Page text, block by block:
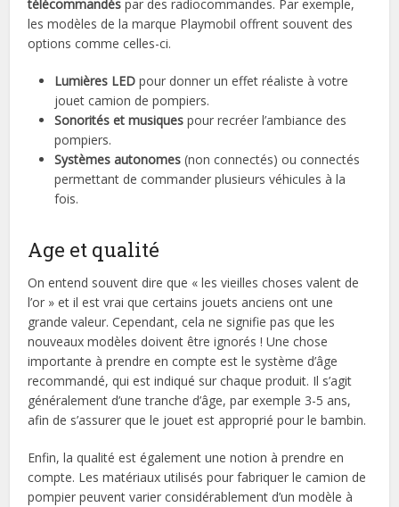
télécommandés par des radiocommandes. Par exemple,
les modèles de la marque Playmobil offrent souvent des
options comme celles-ci.
Lumières LED pour donner un effet réaliste à votre
jouet camion de pompiers.
Sonorités et musiques pour recréer l’ambiance des
pompiers.
Systèmes autonomes (non connectés) ou connectés
permettant de commander plusieurs véhicules à la
fois.
Age et qualité
On entend souvent dire que « les vieilles choses valent de
l’or » et il est vrai que certains jouets anciens ont une
grande valeur. Cependant, cela ne signifie pas que les
nouveaux modèles doivent être ignorés ! Une chose
importante à prendre en compte est le système d’âge
recommandé, qui est indiqué sur chaque produit. Il s’agit
généralement d’une tranche d’âge, par exemple 3-5 ans,
afin de s’assurer que le jouet est approprié pour le bambin.
Enfin, la qualité est également une notion à prendre en
compte. Les matériaux utilisés pour fabriquer le camion de
pompier peuvent varier considérablement d’un modèle à